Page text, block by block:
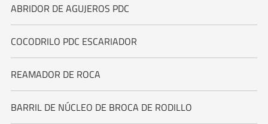
ABRIDOR DE AGUJEROS PDC
COCODRILO PDC ESCARIADOR
REAMADOR DE ROCA
BARRIL DE NÚCLEO DE BROCA DE RODILLO